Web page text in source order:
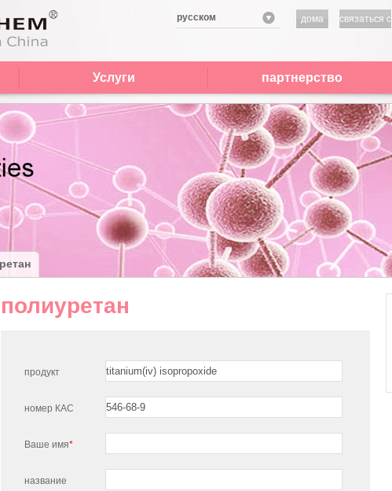
русском дома
связаться с
Услуги партнерство
полиуретан
продукт
номер КАС
Ваше имя*
название